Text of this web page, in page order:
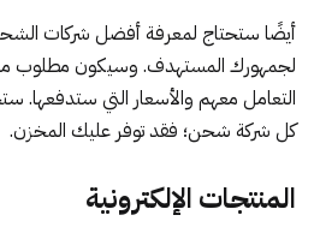
أيضًا ستحتاج لمعرفة أفضل شركات
لجمهورك المستهدف. وسيكون مطلوب
التعامل معهم والأسعار التي ستدفعها.
كل شركة شحن؛ فقد توفر عليك المخزن.
المنتجات الإلكترونية